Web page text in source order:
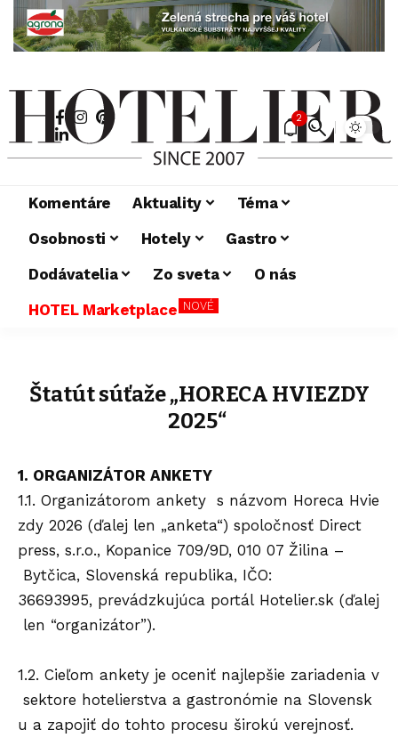
2
Komentáre Aktuality
Téma
Osobnosti
Hotely
Gastro
Dodávatelia
Zo sveta
O nás
HOTEL Marketplace NOVÉ
Štatút súťaže „HORECA HVIEZDY
2025“
1. ORGANIZÁTOR ANKETY
1.1. Organizátorom ankety s názvom Horeca Hvie
zdy 2026 (ďalej len „anketa“) spoločnosť Direct
press, s.r.o., Kopanice 709/9D, 010 07 Žilina –
Bytčica, Slovenská republika, IČO:
36693995, prevádzkujúca portál Hotelier.sk (ďalej
len “organizátor”).
1.2. Cieľom ankety je oceniť najlepšie zariadenia v
sektore hotelierstva a gastronómie na Slovensk
u a zapojiť do tohto procesu širokú verejnosť.